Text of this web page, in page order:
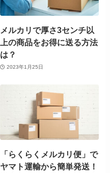
メルカリで厚さ3センチ以
上の商品をお得に送る方法
は？
2023年1月25日
「らくらくメルカリ便」で
ヤマト運輸から簡単発送！